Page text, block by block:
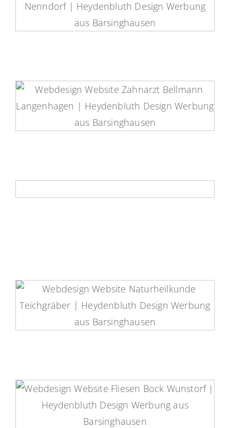
Riebold-Service Website
Zahnarzt Bellmann Website
Das könnte Ihre Website werden
Heilpraktikerin Teichgräber
Website
Fliesen Bock Wunstorf Website